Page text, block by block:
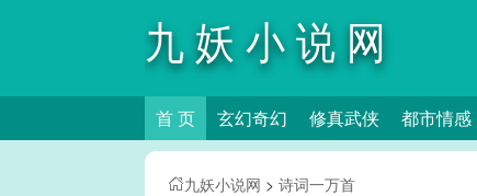
九妖小说网
首 页 玄幻奇幻 修真武侠 都市情感
九妖小说网 > 诗词一万首